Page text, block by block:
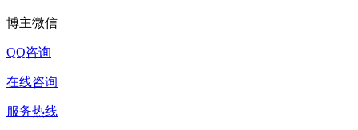
博主微信
QQ咨询
在线咨询
服务热线